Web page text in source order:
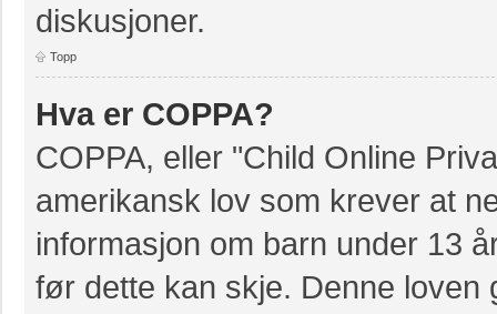
diskusjoner.
Topp
Hva er COPPA?
COPPA, eller "Child Online
amerikansk lov som krever at
informasjon om barn under 13
før dette kan skje. Denne